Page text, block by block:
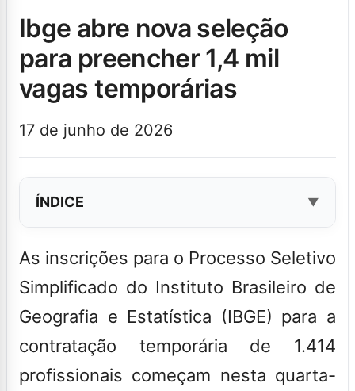
ibge abre nova seleção
para preencher 1,4 mil
vagas temporárias
17 de junho de 2026
ÍNDICE
As inscrições para o Processo Seletivo
Simplificado do Instituto Brasileiro de
Geografia e Estatística (IBGE) para a
contratação temporária de 1.414
profissionais começam nesta quarta-